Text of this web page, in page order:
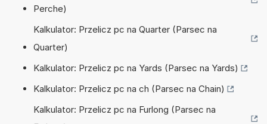
Perche)
Kalkulator: Przelicz pc na Quarter (Parsec na
Quarter)
Kalkulator: Przelicz pc na Yards (Parsec na Yards)
Kalkulator: Przelicz pc na ch (Parsec na Chain)
Kalkulator: Przelicz pc na Furlong (Parsec na